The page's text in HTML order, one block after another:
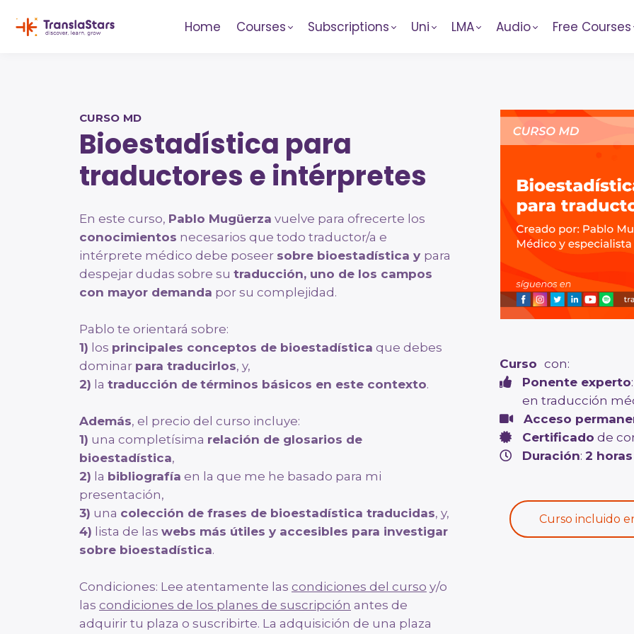
Home Courses Subscriptions Uni LMA Audio Free Courses
CURSO MD
Bioestadística para
traductores e intérpretes
En este curso, Pablo Mugüerza vuelve para ofrecerte los
conocimientos necesarios que todo traductor/a e
intérprete médico debe poseer sobre bioestadística y para
despejar dudas sobre su traducción, uno de los campos
con mayor demanda por su complejidad.
Pablo te orientará sobre:
1) los principales conceptos de bioestadística que debes
dominar para traducirlos, y,
2) la traducción de términos básicos en este contexto.
Además, el precio del curso incluye:
1) una completísima relación de glosarios de
bioestadística,
2) la bibliografía en la que me he basado para mi
presentación,
3) una colección de frases de bioestadística traducidas, y,
4) lista de las webs más útiles y accesibles para investigar
sobre bioestadística.
Condiciones: Lee atentamente las condiciones del curso y/o
las condiciones de los planes de suscripción antes de
adquirir tu plaza o suscribirte. La adquisición de una plaza
Cursocon:
Ponente experto:
en traducción
Acceso
Certificado de
Duración:2 horas
Curso incluido